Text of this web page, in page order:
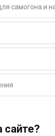
самогона и
сайте?